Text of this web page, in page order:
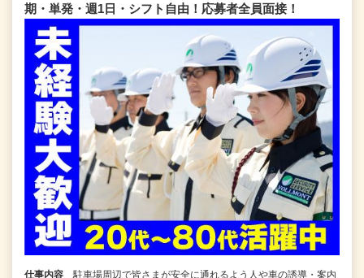
期・単発・週1日・シフト自由！応募者全員面接！
仕事内容
駐車場周辺で皆さまが安全に通れるよう人や車の誘導・案内